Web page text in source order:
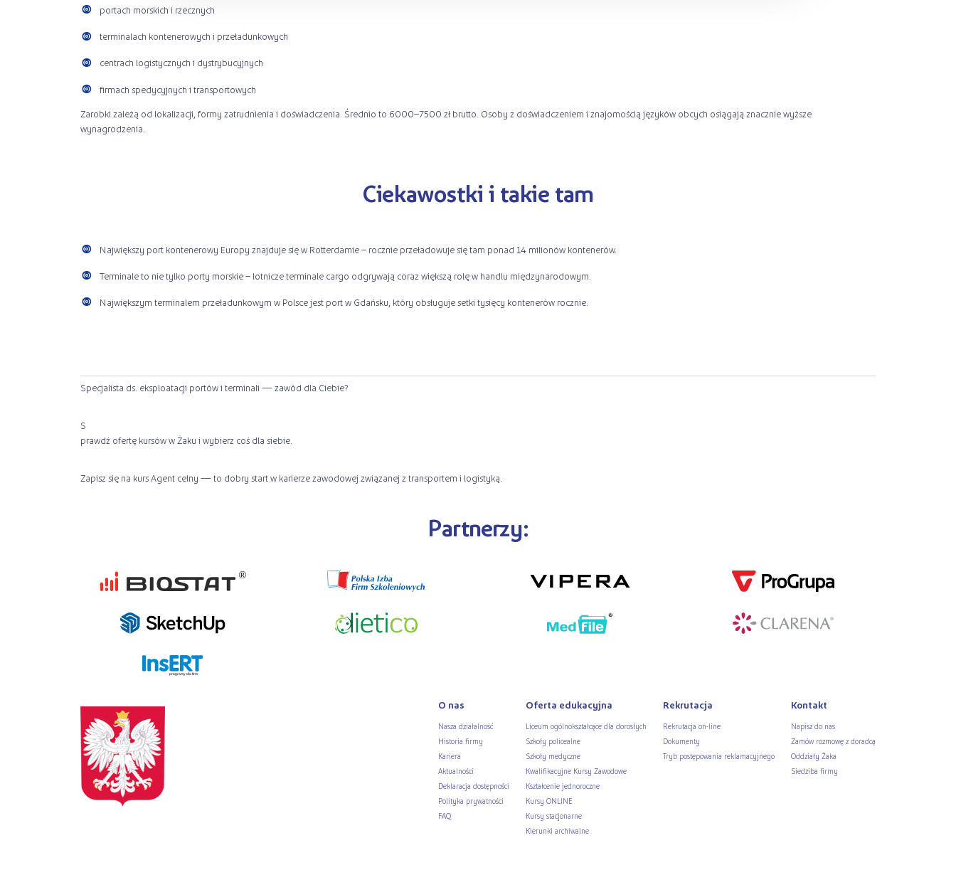
portach morskich i rzecznych
terminalach kontenerowych i przeładunkowych
centrach logistycznych i dystrybucyjnych
firmach spedycyjnych i transportowych
Zarobki zależą od lokalizacji, formy zatrudnienia i doświadczenia. Średnio to 6000–7500 zł brutto. Osoby z doświadczeniem i znajomością języków obcych osiągają znacznie wyższe
wynagrodzenia.
Ciekawostki i takie tam
Największy port kontenerowy Europy znajduje się w Rotterdamie – rocznie przeładowuje się tam ponad 14 milionów kontenerów.
Terminale to nie tylko porty morskie – lotnicze terminale cargo odgrywają coraz większą rolę w handlu międzynarodowym.
Największym terminalem przeładunkowym w Polsce jest port w Gdańsku, który obsługuje setki tysięcy kontenerów rocznie.
Specjalista ds. eksploatacji portów i terminali — zawód dla Ciebie?
S
prawdź ofertę kursów w Żaku i wybierz coś dla siebie.
Zapisz się na kurs Agent celny — to dobry start w karierze zawodowej związanej z transportem i logistyką.
Partnerzy:
programy dla firm
O nas
Nasza działalność
Historia firmy
Kariera
Aktualności
Deklaracja dostępności
Polityka prywatności
FAQ
Oferta edukacyjna
Liceum ogólnokształcące dla dorosłych
Szkoły policealne
Szkoły medyczne
Kwalifikacyjne Kursy Zawodowe
Kształcenie jednoroczne
Kursy ONLINE
Kursy stacjonarne
Kierunki archiwalne
Rekrutacja
Rekrutacja on-line
Dokumenty
Tryb postępowania reklamacyjnego
Kontakt
Napisz do nas
Zamów rozmowę z doradcą
Oddziały Żaka
Siedziba firmy